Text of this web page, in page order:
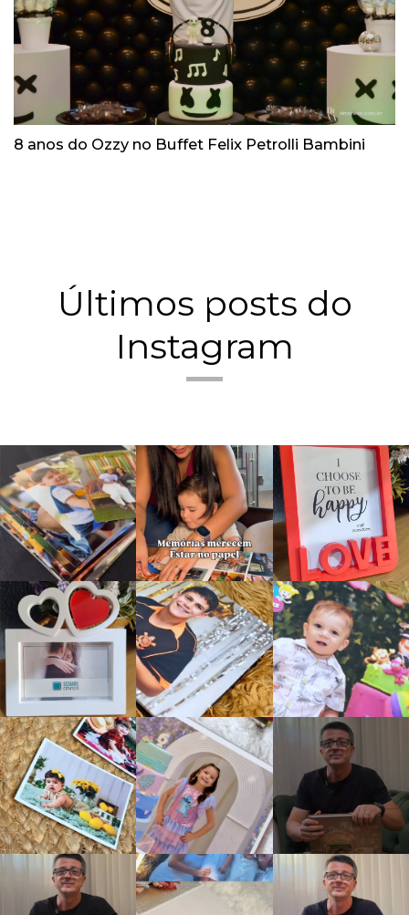
8 anos do Ozzy no Buffet Felix Petrolli Bambini
Últimos posts do
Instagram